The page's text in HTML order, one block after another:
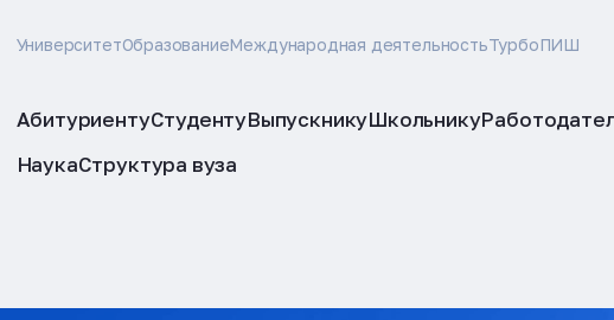
УниверситетОбразованиеМеждународная деятельностьТурбоПИШ
АбитуриентуСтудентуВыпускникуШкольнику
НаукаСтруктура вуза